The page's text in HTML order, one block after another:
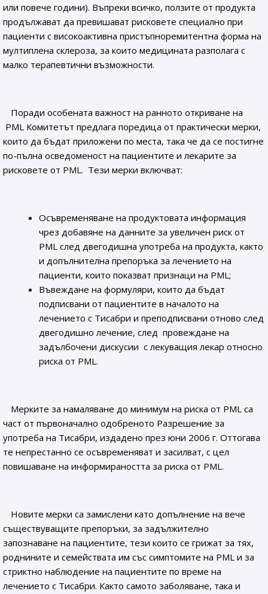
или повече години). Въпреки всичко, ползите от продукта
продължават да превишават рисковете специално при
пациенти с високоактивна пристъпноремитентна форма на
мултиплена склероза, за които медицината разполага с
малко терапевтични възможности.
Поради особената важност на ранното откриване на
PML Комитетът предлага поредица от практически мерки,
които да бъдат приложени по места, така че да се постигне
по-пълна осведоменост на пациентите и лекарите за
рисковете от PML. Тези мерки включват:
Осъвременяване на продуктовата информация
чрез добавяне на данните за увеличен риск от
PML след двегодишна употреба на продукта, както
и допълнителна препоръка за лечението на
пациенти, които показват признаци на PML;
Въвеждане на формуляри, които да бъдат
подписвани от пациентите в началото на
лечението с Тисабри и преподписвани отново след
двегодишно лечение, след провеждане на
задълбочени дискусии с лекуващия лекар относно
риска от PML.
Мерките за намаляване до минимум на риска от PML са
част от първоначално одобреното Разрешение за
употреба на Тисабри, издадено през юни 2006 г. Оттогава
те непрестанно се осъвременяват и засилват, с цел
повишаване на информираността за риска от PML.
Новите мерки са замислени като допълнение на вече
съществуващите препоръки, за задължително
запознаване на пациентите, тези които се грижат за тях,
роднините и семействата им със симптомите на PML и за
стриктно наблюдение на пациентите по време на
лечението с Тисабри. Както самото заболяване, така и